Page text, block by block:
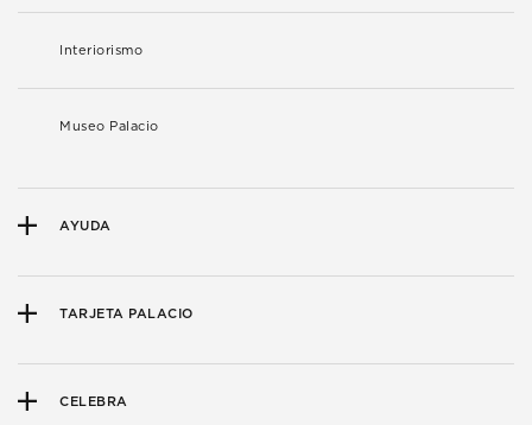
Interiorismo
Museo Palacio
AYUDA
TARJETA PALACIO
CELEBRA